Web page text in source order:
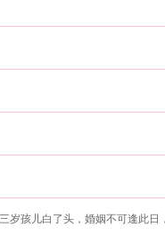
孩儿白了头，婚姻不可逢此日